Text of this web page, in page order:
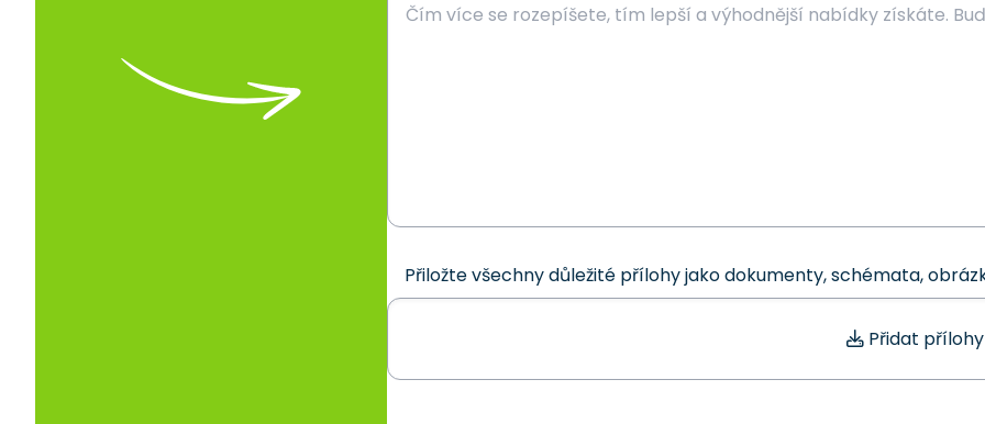
Přiložte všechny důležité přílohy jako dokumenty, schémata,
Přidat přílohy